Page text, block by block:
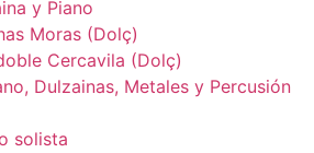
y Piano
Moras (Dolç)
Cercavila (Dolç)
Dulzainas, Metales y Percusión
solista